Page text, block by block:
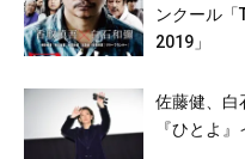
ンクール「
2019」
佐藤健、白
『ひとよ